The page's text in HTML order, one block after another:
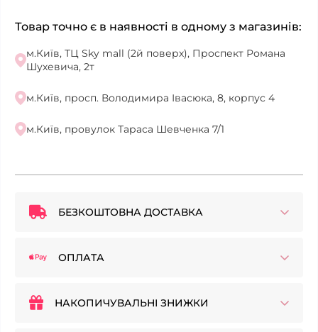
Товар точно є в наявності в одному з магазинів:
м.Київ, ТЦ Sky mall (2й поверх), Проспект Романа
Шухевича, 2т
м.Київ, просп. Володимира Івасюка, 8, корпус 4
м.Київ, провулок Тараса Шевченка 7/1
БЕЗКОШТОВНА ДОСТАВКА
ОПЛАТА
НАКОПИЧУВАЛЬНІ ЗНИЖКИ